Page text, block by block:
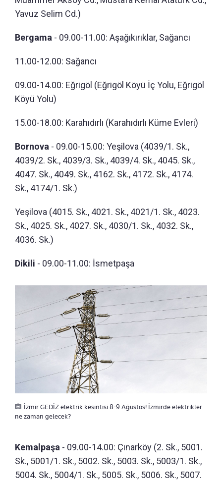
Yavuz Selim Cd.)
Bergama - 09.00-11.00: Aşağıkırıklar, Sağancı
11.00-12.00: Sağancı
09.00-14.00: Eğrigöl (Eğrigöl Köyü İç Yolu, Eğrigöl
Köyü Yolu)
15.00-18.00: Karahıdırlı (Karahıdırlı Küme Evleri)
Bornova - 09.00-15.00: Yeşilova (4039/1. Sk.,
4039/2. Sk., 4039/3. Sk., 4039/4. Sk., 4045. Sk.,
4047. Sk., 4049. Sk., 4162. Sk., 4172. Sk., 4174.
Sk., 4174/1. Sk.)
Yeşilova (4015. Sk., 4021. Sk., 4021/1. Sk., 4023.
Sk., 4025. Sk., 4027. Sk., 4030/1. Sk., 4032. Sk.,
4036. Sk.)
Dikili - 09.00-11.00: İsmetpaşa
İzmir GEDİZ elektrik kesintisi 8-9 Ağustos! İzmirde elektrikler
ne zaman gelecek?
Kemalpaşa - 09.00-14.00: Çınarköy (2. Sk., 5001.
Sk., 5001/1. Sk., 5002. Sk., 5003. Sk., 5003/1. Sk.,
5004. Sk., 5004/1. Sk., 5005. Sk., 5006. Sk., 5007.